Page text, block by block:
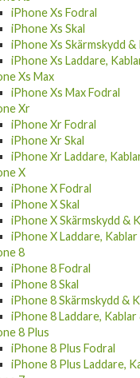
iPhone Xs Fodral
iPhone Xs Skal
iPhone Xs Skärmskydd &
iPhone Xs Laddare,
Xs Max
iPhone Xs Max Fodral
Xr
iPhone Xr Fodral
iPhone Xr Skal
iPhone Xr Laddare,
X
iPhone X Fodral
iPhone X Skal
iPhone X Skärmskydd &
iPhone X Laddare,
8
iPhone 8 Fodral
iPhone 8 Skal
iPhone 8 Skärmskydd &
iPhone 8 Laddare,
8 Plus
iPhone 8 Plus Fodral
iPhone 8 Plus Laddare,